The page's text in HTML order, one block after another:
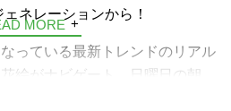
みながらリラックスしてお聴き
ネレーションから！
っている最新トレンドのリアル
絵がナビゲート。日曜日の朝
MORE